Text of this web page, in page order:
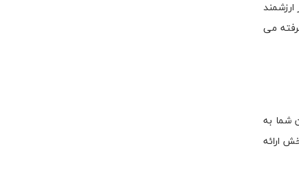
می
شما به
ارائه